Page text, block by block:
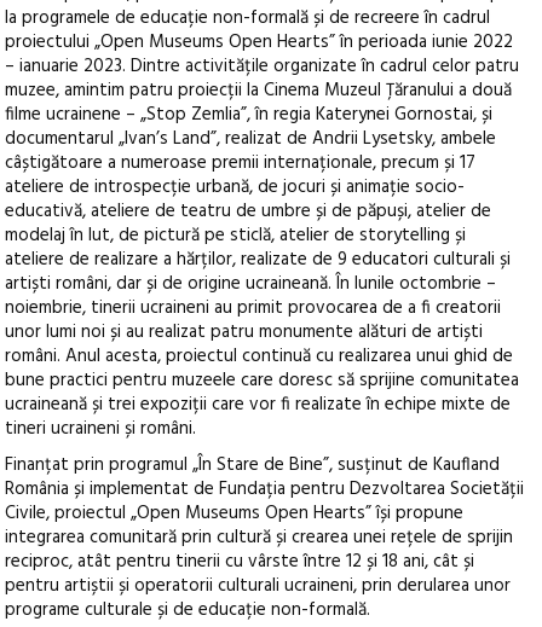
la programele de educație non-formală și de recreere în cadrul
proiectului „Open Museums Open Hearts” în perioada iunie 2022
– ianuarie 2023. Dintre activitățile organizate în cadrul celor patru
muzee, amintim patru proiecții la Cinema Muzeul Țăranului a două
filme ucrainene – „Stop Zemlia”, în regia Katerynei Gornostai, și
documentarul „Ivan’s Land”, realizat de Andrii Lysetsky, ambele
câștigătoare a numeroase premii internaționale, precum și 17
ateliere de introspecție urbană, de jocuri și animație socio-
educativă, ateliere de teatru de umbre și de păpuși, atelier de
modelaj în lut, de pictură pe sticlă, atelier de storytelling și
ateliere de realizare a hărților, realizate de 9 educatori culturali și
artiști români, dar și de origine ucraineană. În lunile octombrie –
noiembrie, tinerii ucraineni au primit provocarea de a fi creatorii
unor lumi noi și au realizat patru monumente alături de artiști
români. Anul acesta, proiectul continuă cu realizarea unui ghid de
bune practici pentru muzeele care doresc să sprijine comunitatea
ucraineană și trei expoziții care vor fi realizate în echipe mixte de
tineri ucraineni și români.
Finanțat prin programul „În Stare de Bine”, susținut de Kaufland
România și implementat de Fundația pentru Dezvoltarea Societății
Civile, proiectul „Open Museums Open Hearts” își propune
integrarea comunitară prin cultură și crearea unei rețele de sprijin
reciproc, atât pentru tinerii cu vârste între 12 și 18 ani, cât și
pentru artiștii și operatorii culturali ucraineni, prin derularea unor
programe culturale și de educație non-formală.